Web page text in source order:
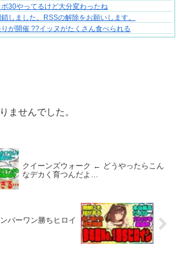
30やってるけど大分変わったね
しました。RSSの解除をお願いします。
りが開催 ??イッヌがたくさん食べられる
ませんでした。
クイーンズウォーク ← どうやったらこん
なデカく育つんだよ…
バーワン勝ちヒロイ